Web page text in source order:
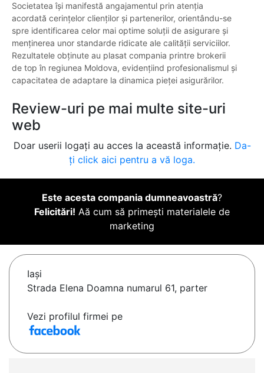
Societatea își manifestă angajamentul prin atenția
acordată cerințelor clienților și partenerilor, orientându-se
spre identificarea celor mai optime soluții de asigurare și
menținerea unor standarde ridicate ale calității serviciilor.
Rezultatele obținute au plasat compania printre brokerii
de top în regiunea Moldova, evidențiind profesionalismul și
capacitatea de adaptare la dinamica pieței asigurărilor.
Review-uri pe mai multe site-uri
web
Doar userii logați au acces la această informație. Da-
ți click aici pentru a vă loga.
Este acesta compania dumneavoastră?
Felicitări! Aă cum să primești materialele de
marketing
Iaşi
Strada Elena Doamna numarul 61, parter
Vezi profilul firmei pe